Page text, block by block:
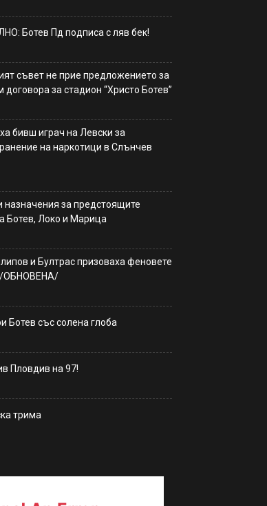
Ботев Пд подписа с ляв бек!
съвет не прие предложението за
договора за стадион “Христо Ботев”
бивш играч на Левски за
на наркотици в Слънчев
назначения за предстоящите
Ботев, Локо и Марица
и Бултрас призоваха феновете
/ОБНОВЕНА/
Ботев със солена глоба
Пловдив на 97!
трима